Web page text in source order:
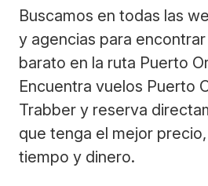
Buscamos en todas las
y agencias para
barato en la ruta Puerto
Encuentra vuelos Puerto
Trabber y reserva
que tenga el mejor
tiempo y dinero.